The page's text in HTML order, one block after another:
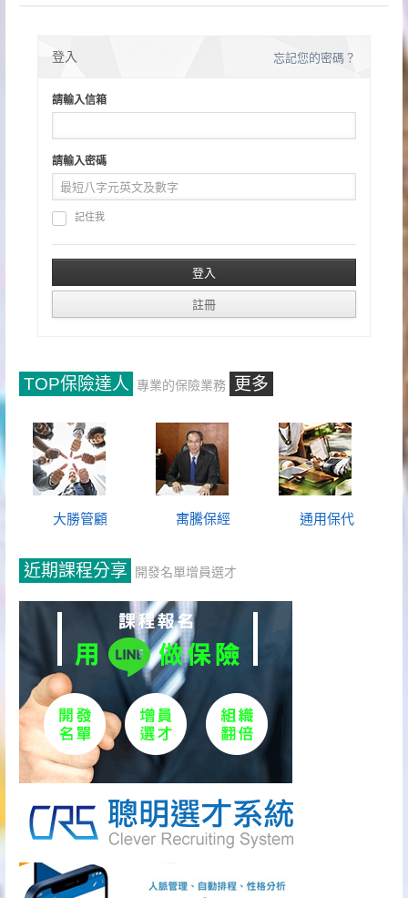
登入 忘記您的密碼？
請輸入信箱
請輸入密碼
記住我
TOP保險達人 專業的保險業務 更多
大勝管顧 寓騰保經 通用保代
近期課程分享 開發名單增員選才